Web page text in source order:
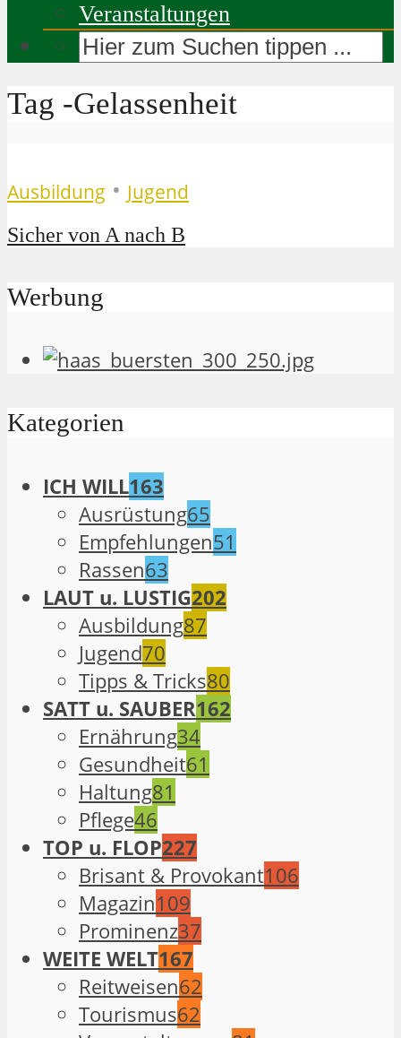
Veranstaltungen
Tag -Gelassenheit
Ausbildung • Jugend
Sicher von A nach B
Werbung
Kategorien
ICH WILL163
Ausrüstung65
Empfehlungen51
Rassen63
LAUT u. LUSTIG202
Ausbildung87
Jugend70
Tipps & Tricks80
SATT u. SAUBER162
Ernährung34
Gesundheit61
Haltung81
Pflege46
TOP u. FLOP227
Brisant & Provokant106
Magazin109
Prominenz37
WEITE WELT167
Reitweisen62
Tourismus62